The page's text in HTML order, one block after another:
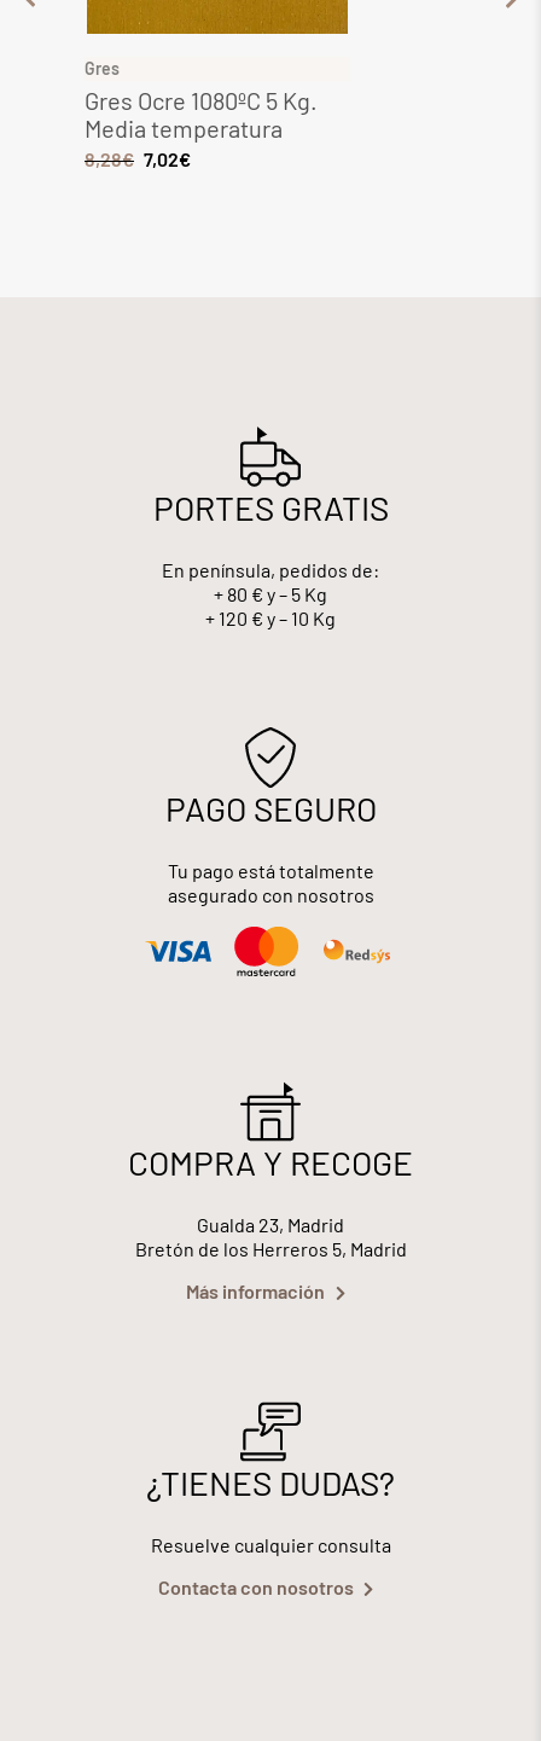
Gres
Gres Ocre 1080ºC 5 Kg.
Media temperatura
8,28€ 7,02€
PORTES GRATIS
En península, pedidos de:
+ 80 € y – 5 Kg
+ 120 € y – 10 Kg
PAGO SEGURO
Tu pago está totalmente
asegurado con nosotros
COMPRA Y RECOGE
Gualda 23, Madrid
Bretón de los Herreros 5, Madrid
Más información
¿TIENES DUDAS?
Resuelve cualquier consulta
Contacta con nosotros